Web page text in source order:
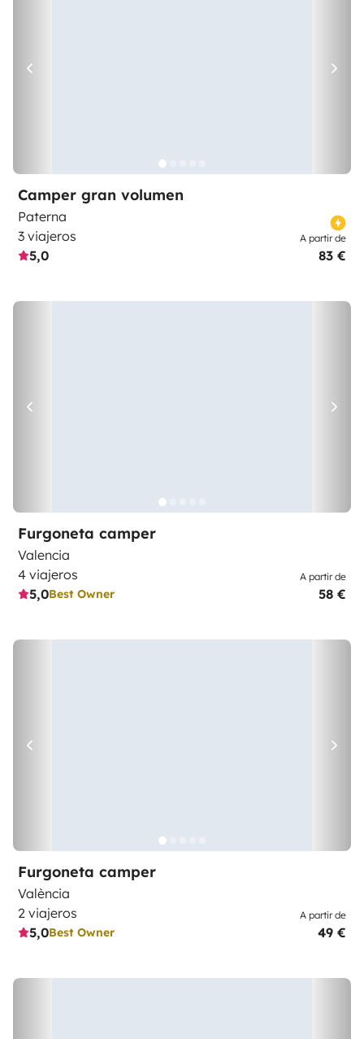
Camper gran volumen
Paterna
3 viajeros
5,0
A partir de
83 €
Furgoneta camper
Valencia
4 viajeros
5,0Best Owner
A partir de
58 €
Furgoneta camper
València
2 viajeros
5,0Best Owner
A partir de
49 €